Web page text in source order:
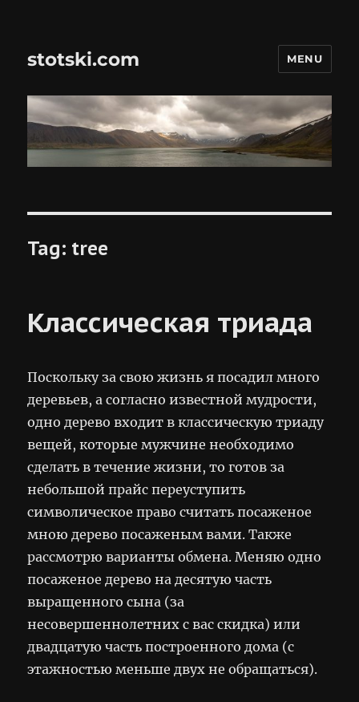
stotski.com MENU
Tag: tree
Классическая триада
Поскольку за свою жизнь я посадил много
деревьев, а согласно известной мудрости,
одно дерево входит в классическую триаду
вещей, которые мужчине необходимо
сделать в течение жизни, то готов за
небольшой прайс переуступить
символическое право считать посаженое
мною дерево посаженым вами. Также
рассмотрю варианты обмена. Меняю одно
посаженое дерево на десятую часть
выращенного сына (за
несовершеннолетних с вас скидка) или
двадцатую часть построенного дома (с
этажностью меньше двух не обращаться).